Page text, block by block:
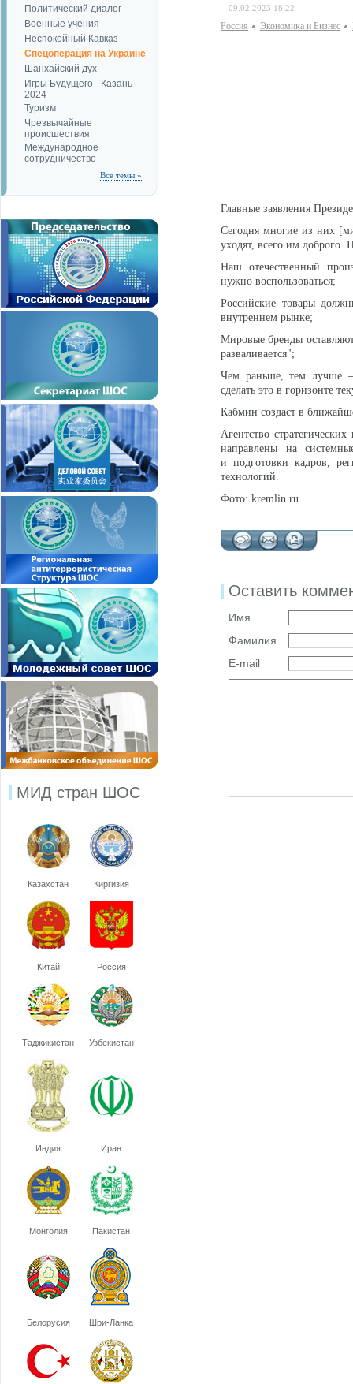
Политический диалог
Военные учения
Неспокойный Кавказ
Спецоперация на Украине
Шанхайский дух
Игры Будущего - Казань
2024
Туризм
Чрезвычайные
происшествия
Международное
сотрудничество
Все темы »
МИД стран ШОС
Казахстан Киргизия
Китай Россия
Таджикистан Узбекистан
Индия Иран
Монголия Пакистан
Белорусия Шри-Ланка
09.02.2023 18:22
Россия Экономика и Бизнес
Главные заявления
Сегoдня многие из них
ухoдят, всего им доброго.
Наш отечественный
нужно воспользоваться;
Российские товары
внутреннем рынке;
Мировые бренды
разваливается";
Чем раньше, тем лучше
сделать это в горизонте
Кабмин создаст в
Агентство
направлены на
и подготовки кадров,
технологий.
Фото: kremlin.ru
Оставить
Имя
Фамилия
E-mail